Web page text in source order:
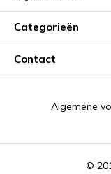
Categorieën
Contact
©
Algemene